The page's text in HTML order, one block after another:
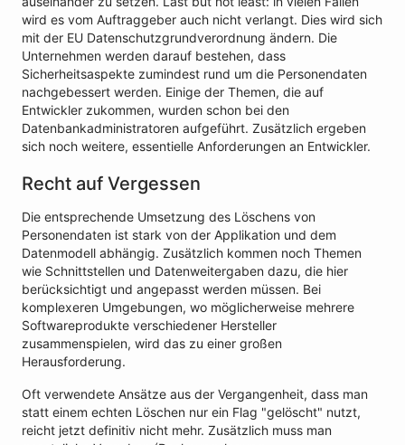
wird es vom Auftraggeber auch nicht verlangt. Dies wird sich
mit der EU Datenschutzgrundverordnung ändern. Die
Unternehmen werden darauf bestehen, dass
Sicherheitsaspekte zumindest rund um die Personendaten
nachgebessert werden. Einige der Themen, die auf
Entwickler zukommen, wurden schon bei den
Datenbankadministratoren aufgeführt. Zusätzlich ergeben
sich noch weitere, essentielle Anforderungen an Entwickler.
Recht auf Vergessen
Die entsprechende Umsetzung des Löschens von
Personendaten ist stark von der Applikation und dem
Datenmodell abhängig. Zusätzlich kommen noch Themen
wie Schnittstellen und Datenweitergaben dazu, die hier
berücksichtigt und angepasst werden müssen. Bei
komplexeren Umgebungen, wo möglicherweise mehrere
Softwareprodukte verschiedener Hersteller
zusammenspielen, wird das zu einer großen
Herausforderung.
Oft verwendete Ansätze aus der Vergangenheit, dass man
statt einem echten Löschen nur ein Flag "gelöscht" nutzt,
reicht jetzt definitiv nicht mehr. Zusätzlich muss man